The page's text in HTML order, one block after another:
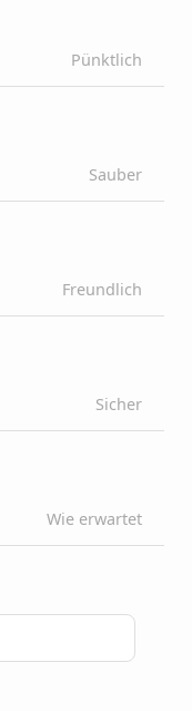
Pünktlich
Sauber
Freundlich
Sicher
Wie erwartet